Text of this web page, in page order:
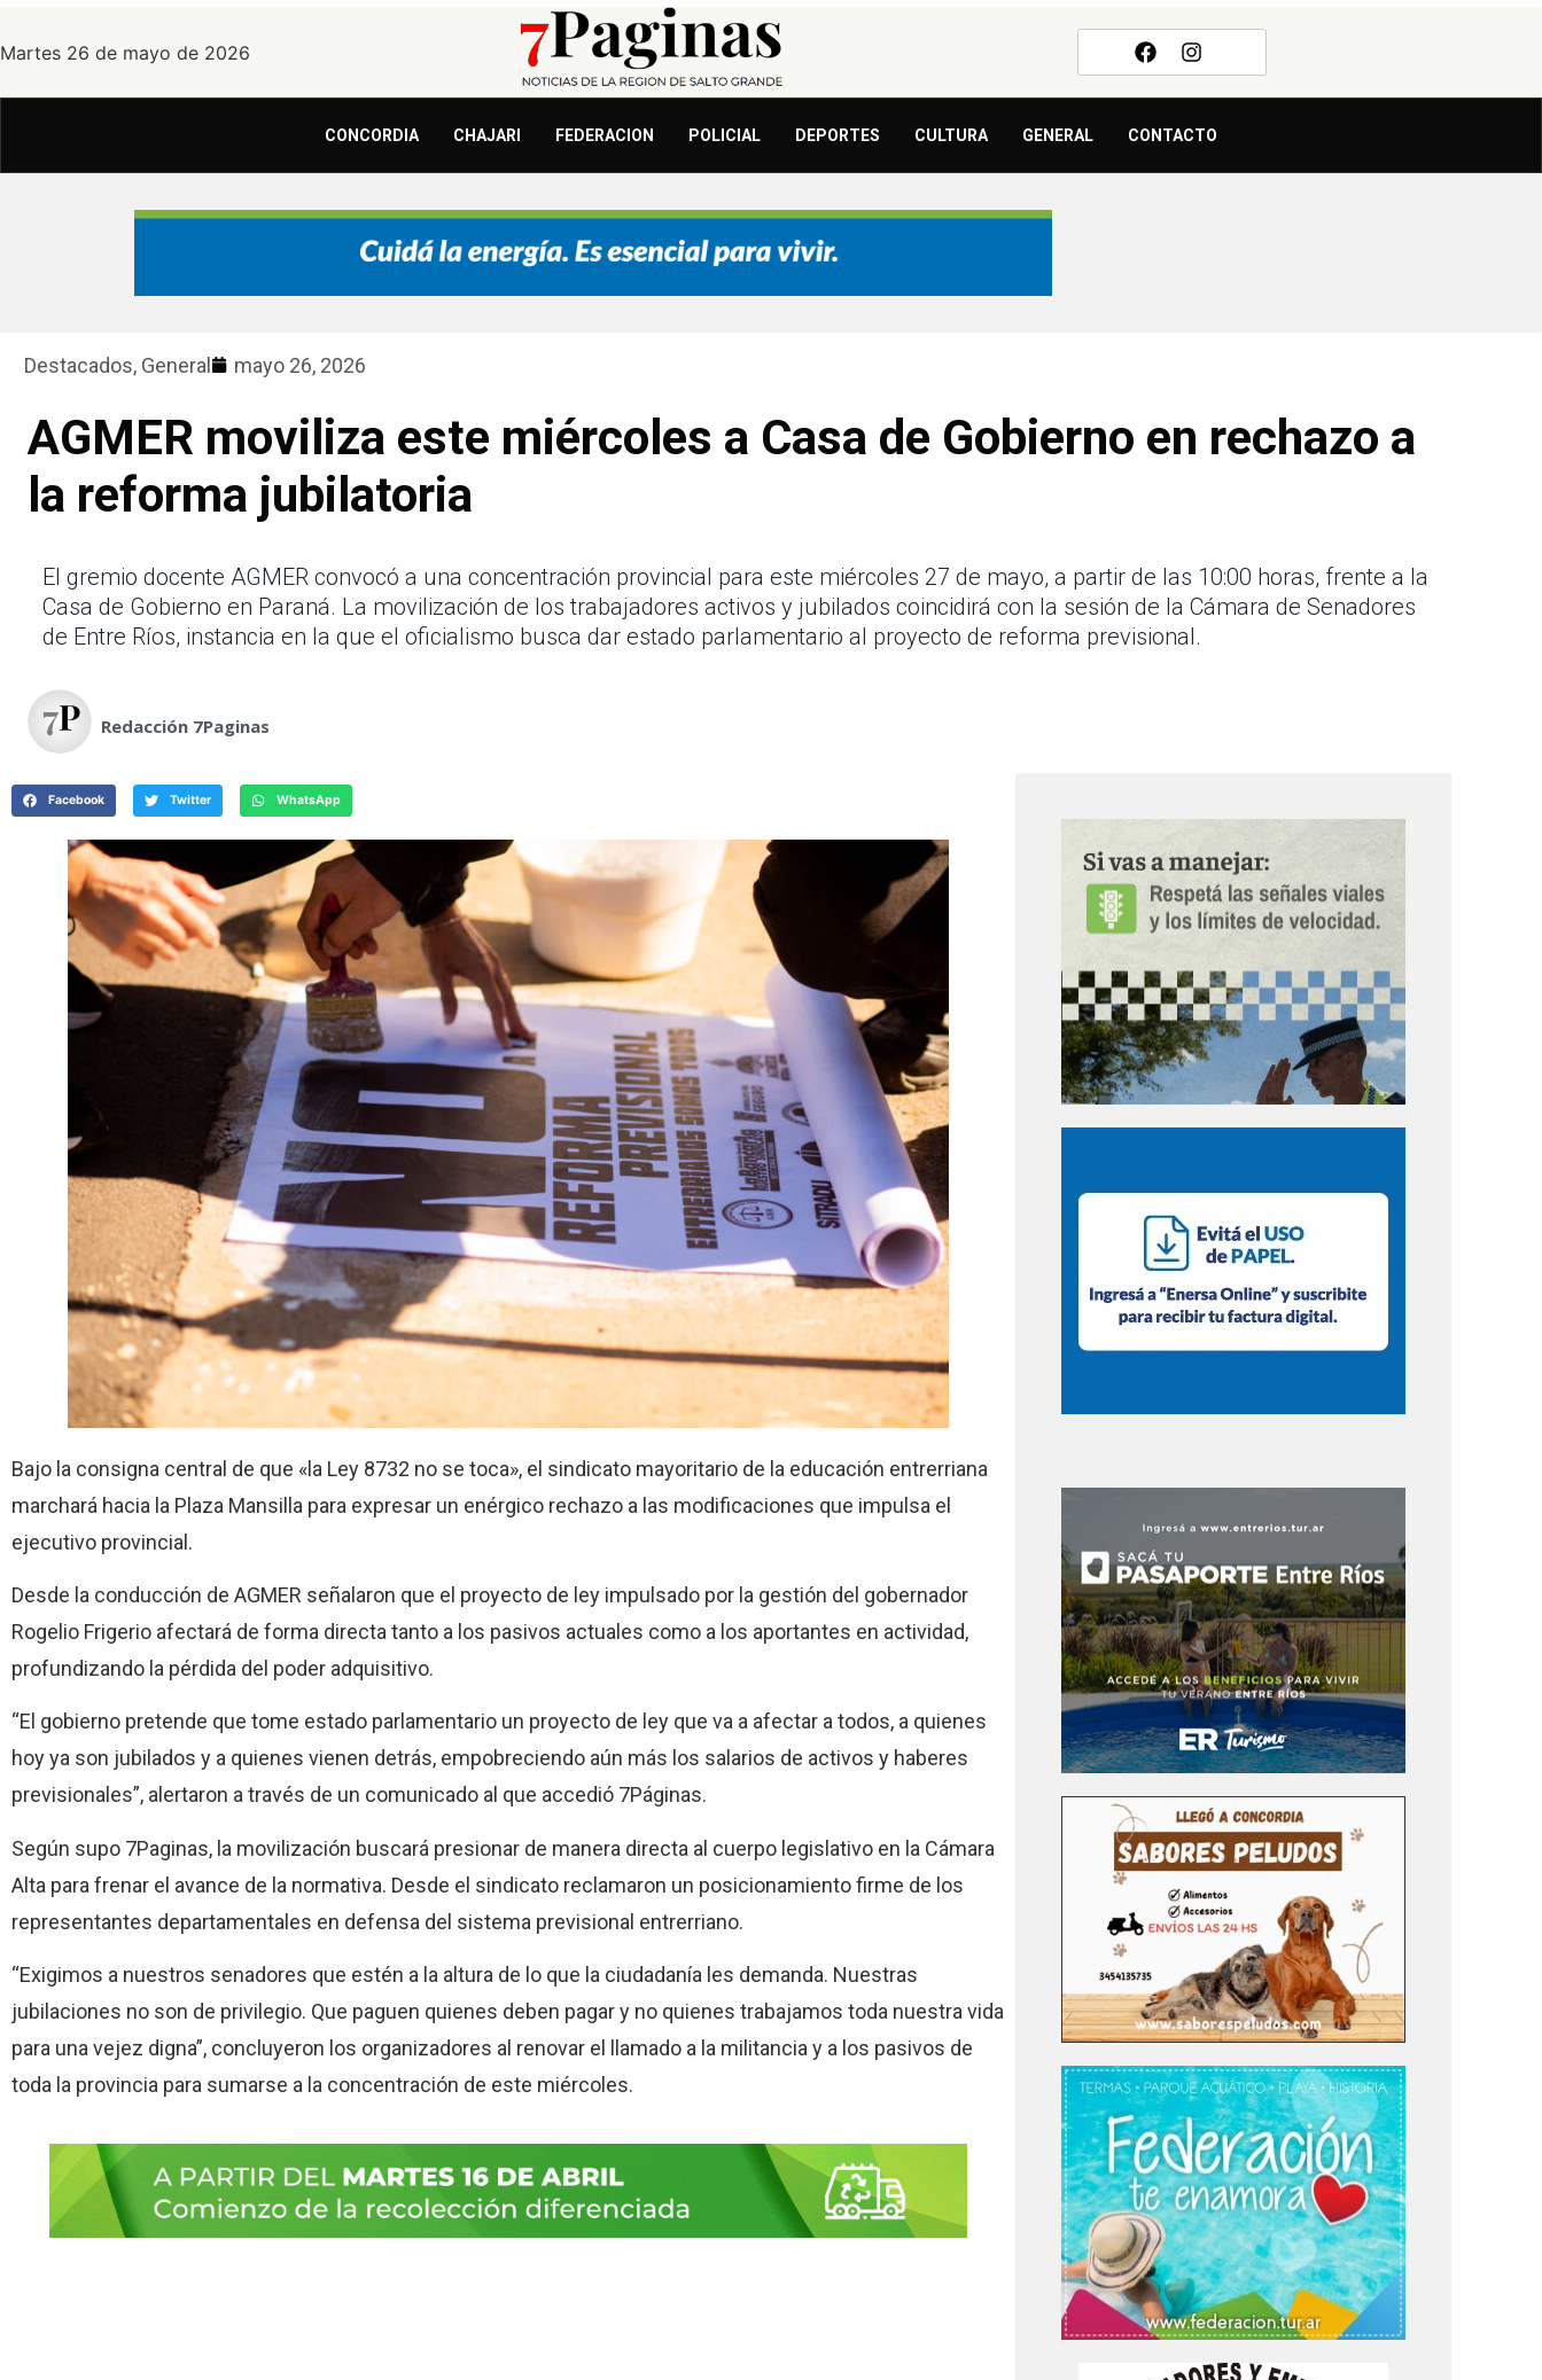
Martes 26 de mayo de 2026
CONCORDIA CHAJARI FEDERACION POLICIAL DEPORTES CULTURA GENERAL CONTACTO
Destacados, General mayo 26, 2026
AGMER moviliza este miércoles a Casa de Gobierno en rechazo a
la reforma jubilatoria
El gremio docente AGMER convocó a una concentración provincial para este miércoles 27 de mayo, a partir de las 10:00 horas, frente a la
Casa de Gobierno en Paraná. La movilización de los trabajadores activos y jubilados coincidirá con la sesión de la Cámara de Senadores
de Entre Ríos, instancia en la que el oficialismo busca dar estado parlamentario al proyecto de reforma previsional.
Redacción 7Paginas
Facebook Twitter WhatsApp
Bajo la consigna central de que «la Ley 8732 no se toca», el sindicato mayoritario de la educación entrerriana
marchará hacia la Plaza Mansilla para expresar un enérgico rechazo a las modificaciones que impulsa el
ejecutivo provincial.
Desde la conducción de AGMER señalaron que el proyecto de ley impulsado por la gestión del gobernador
Rogelio Frigerio afectará de forma directa tanto a los pasivos actuales como a los aportantes en actividad,
profundizando la pérdida del poder adquisitivo.
“El gobierno pretende que tome estado parlamentario un proyecto de ley que va a afectar a todos, a quienes
hoy ya son jubilados y a quienes vienen detrás, empobreciendo aún más los salarios de activos y haberes
previsionales”, alertaron a través de un comunicado al que accedió 7Páginas.
Según supo 7Paginas, la movilización buscará presionar de manera directa al cuerpo legislativo en la Cámara
Alta para frenar el avance de la normativa. Desde el sindicato reclamaron un posicionamiento firme de los
representantes departamentales en defensa del sistema previsional entrerriano.
“Exigimos a nuestros senadores que estén a la altura de lo que la ciudadanía les demanda. Nuestras
jubilaciones no son de privilegio. Que paguen quienes deben pagar y no quienes trabajamos toda nuestra vida
para una vejez digna”, concluyeron los organizadores al renovar el llamado a la militancia y a los pasivos de
toda la provincia para sumarse a la concentración de este miércoles.